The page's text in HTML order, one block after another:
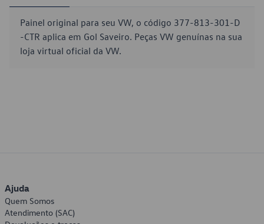
Painel original para seu VW, o código 377-813-301-D
-CTR aplica em Gol Saveiro. Peças VW genuínas na sua
loja virtual oficial da VW.
Ajuda
Quem Somos
Atendimento (SAC)